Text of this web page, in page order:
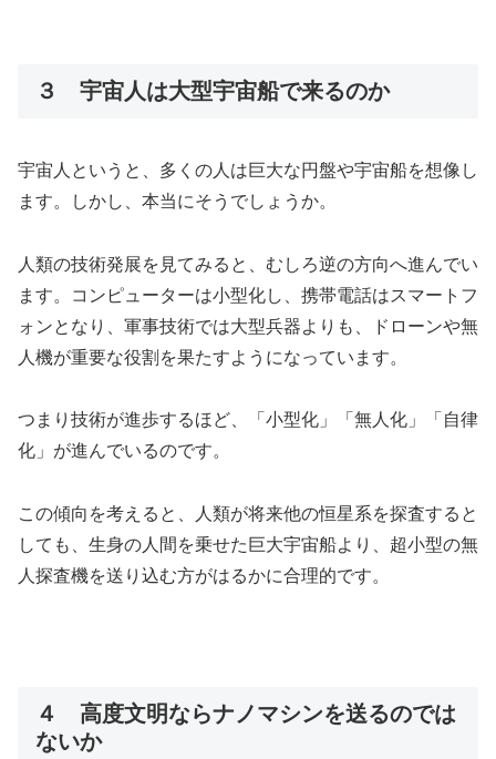
３ 宇宙人は大型宇宙船で来るのか
宇宙人というと、多くの人は巨大な円盤や宇宙船を想像し
ます。しかし、本当にそうでしょうか。
人類の技術発展を見てみると、むしろ逆の方向へ進んでい
ます。コンピューターは小型化し、携帯電話はスマートフ
ォンとなり、軍事技術では大型兵器よりも、ドローンや無
人機が重要な役割を果たすようになっています。
つまり技術が進歩するほど、「小型化」「無人化」「自律
化」が進んでいるのです。
この傾向を考えると、人類が将来他の恒星系を探査すると
しても、生身の人間を乗せた巨大宇宙船より、超小型の無
人探査機を送り込む方がはるかに合理的です。
４ 高度文明ならナノマシンを送るのでは
ないか